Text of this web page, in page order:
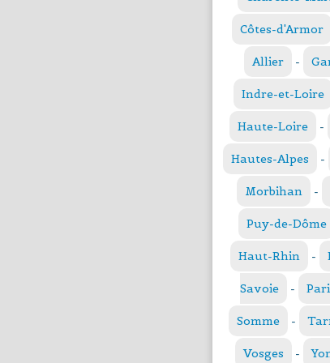
Côtes-d'Armor
Allier -
Indre-et-Loire
Haute-Loire -
Hautes-Alpes -
Morbihan -
Puy-de-Dôme
Haut-Rhin -
Savoie -
Somme -
Vosges -